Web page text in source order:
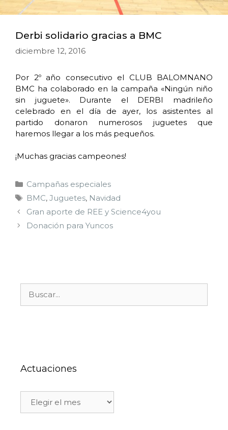
Derbi solidario gracias a BMC
diciembre 12, 2016
Por 2º año consecutivo el CLUB BALOMNANO
BMC ha colaborado en la campaña «Ningún niño
sin juguete». Durante el DERBI madrileño
celebrado en el día de ayer, los asistentes al
partido donaron numerosos juguetes que
haremos llegar a los más pequeños.
¡Muchas gracias campeones!
Campañas especiales
BMC, Juguetes, Navidad
Gran aporte de REE y Science4you
Donación para Yuncos
Actuaciones